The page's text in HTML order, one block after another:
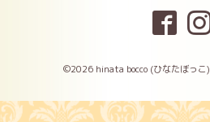
©2026 hinata bocco (ひなたぼっこ)